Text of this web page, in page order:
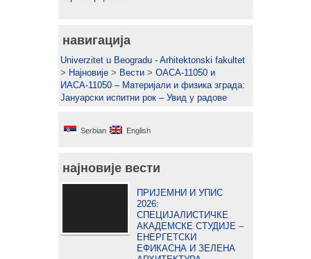
навигација
Univerzitet u Beogradu - Arhitektonski fakultet
> Најновије > Вести > ОАСА-11050 и
ИАСА-11050 – Материјали и физика зграда:
Јануарски испитни рок – Увид у радове
Serbian English
најновије вести
ПРИЈЕМНИ И УПИС
2026:
СПЕЦИЈАЛИСТИЧКЕ
АКАДЕМСКЕ СТУДИЈЕ –
ЕНЕРГЕТСКИ
ЕФИКАСНА И ЗЕЛЕНА